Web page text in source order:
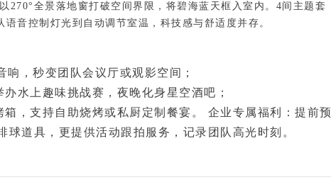
以270°全景落地窗打破空间界限，将碧海蓝天框入室内。4间主题套
语音控制灯光到自动调节室温，科技感与舒适度并存。
响，秒变团队会议厅或观影空间 ；
办水上趣味挑战赛 ，夜晚化身星空酒吧 ；
箱，支持自助烧烤或私厨定制餐宴 。 企业专属福利：提前预
球道具 ，更提供活动跟拍服务，记录团队高光时刻。